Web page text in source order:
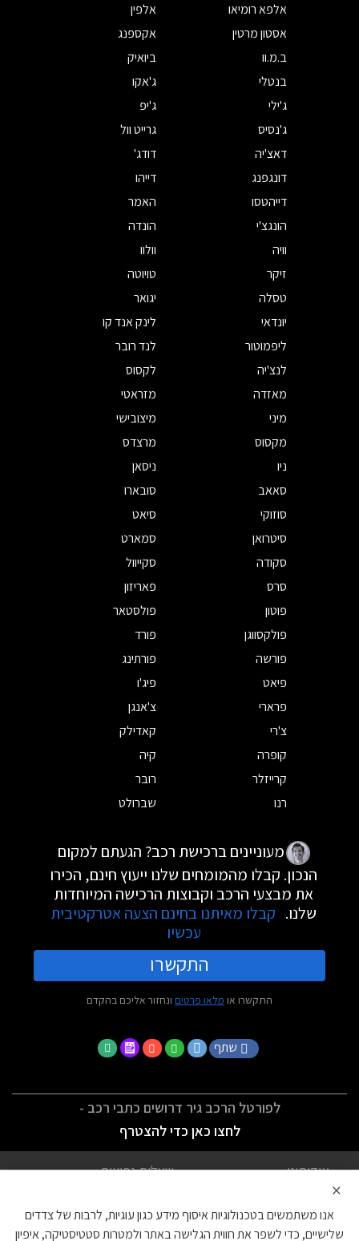
אלפא רומיאו
אלפין
אסטון מרטין
אקספנג
ב.מ.וו
ביואיק
בנטלי
ג'אקו
ג'ילי
ג'יפ
ג'נסיס
גרייט וול
דאצ'יה
דודג'
דונגפנג
דייהו
דייהטסו
האמר
הונגצ'י
הונדה
וויה
וולוו
זיקר
טויוטה
טסלה
יגואר
יונדאי
לינק אנד קו
ליפמוטור
לנד רובר
לנצ'יה
לקסוס
מאזדה
מזראטי
מיני
מיצובישי
מקסוס
מרצדס
ניו
ניסאן
סאאב
סובארו
סוזוקי
סיאט
סיטרואן
סמארט
סקודה
סקייוול
סרס
פאריזון
פוטון
פולסטאר
פולקסווגן
פורד
פורשה
פורתינג
פיאט
פיג'ו
פרארי
צ'אנגן
צ'רי
קאדילק
קופרה
קיה
קרייזלר
רובר
רנו
שברולט
מעוניינים ברכישת רכב? הגעתם למקום
הנכון. קבלו מהמומחים שלנו ייעוץ חינם, הכירו
את מבצעי הרכב וקבוצות הרכישה המיוחדות
שלנו. קבלו מאיתנו בחינם הצעה אטרקטיבית
עכשיו
התקשרו
התקשרו או מלאו פרטים ונחזור אליכם בהקדם
שתף
לפורטל הרכב גיר דרושים כתבי רכב -
לחצו כאן כדי להצטרף
אודותינו
שאלות נפוצות
הצהרת נגישות
צור קשר
×
אנו משתמשים בטכנולוגיות איסוף מידע כגון עוגיות, לרבות של צדדים
שלישיים, כדי לשפר את חווית הגלישה באתר ולמטרות סטטיסטיקה, איפיון